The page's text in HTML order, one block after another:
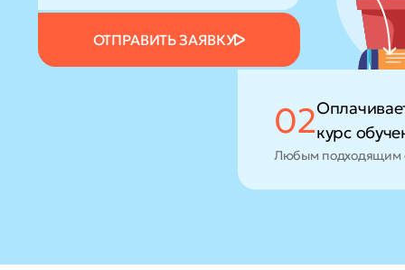
ОТПРАВИТЬ ЗАЯВКУ
02курс
Любым подходящим